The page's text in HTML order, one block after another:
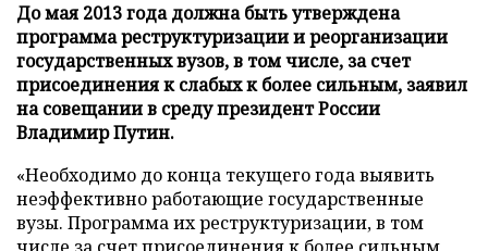
До мая 2013 года должна быть утверждена
программа реструктуризации и реорганизации
государственных вузов, в том числе, за счет
присоединения к слабых к более сильным, заявил
на совещании в среду президент России
Владимир Путин.
«Необходимо до конца текущего года выявить
неэффективно работающие государственные
вузы. Программа их реструктуризации, в том